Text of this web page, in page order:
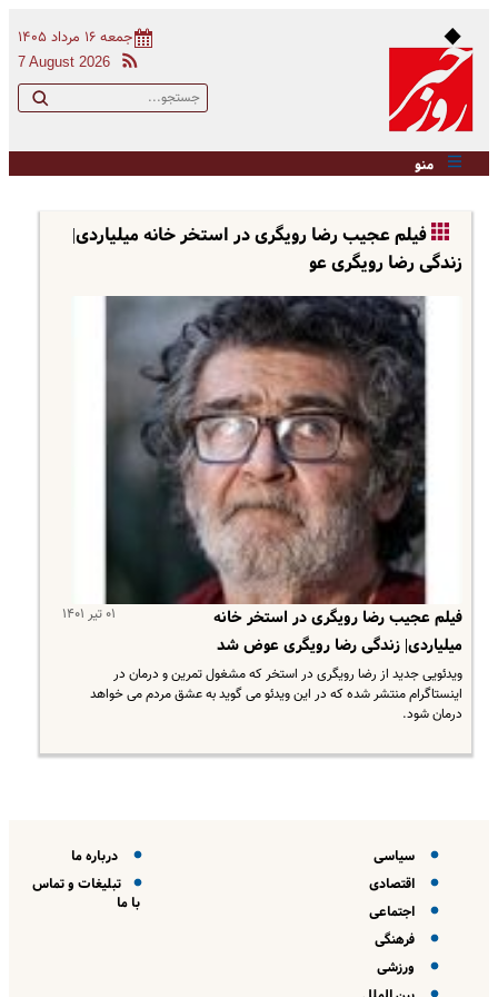
جمعه ۱۶ مرداد ۱۴۰۵
7 August 2026
منو
فیلم عجیب رضا رویگری در استخر خانه میلیاردی|
زندگی رضا رویگری عو
۰۱ تیر ۱۴۰۱
فیلم عجیب رضا رویگری در استخر خانه
میلیاردی| زندگی رضا رویگری عوض شد
ویدئویی جدید از رضا رویگری‌ در استخر که مشغول تمرین و درمان در
اینستاگرام منتشر شده که در این ویدئو می گوید به عشق مردم می خواهد
درمان شود.
سیاسی
اقتصادی
اجتماعی
فرهنگی
ورزشی
درباره ما
تبلیغات و تماس
با ما